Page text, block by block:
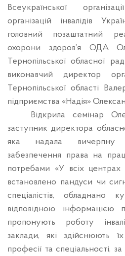
Всеукраїнської
організацій інвалідів
головний позаштатний
охорони здоров’я ОДА
Тернопільської обласної
виконавчий директор
Тернопільської області
підприємства «Надія»
Відкрила семінар
заступник директора
яка надала вичерпну
забезпечення права на
потребами «У всіх центрах
встановлено пандуси чи
спеціалістів, обладнано
відповідною інформацією
пропонують роботу
заклади, які здійснюють
професії та спеціальності,